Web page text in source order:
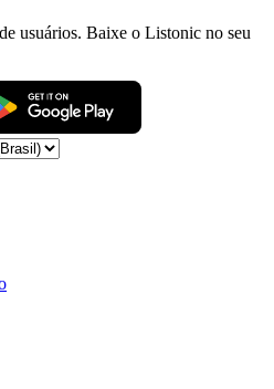
usuários. Baixe o Listonic no seu